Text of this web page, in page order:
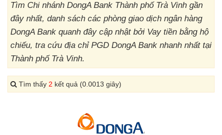
Tìm Chi nhánh DongA Bank Thành phố Trà Vinh gần
đây nhất, danh sách các phòng giao dịch ngân hàng
DongA Bank quanh đây cập nhật bởi Vay tiền bằng hộ
chiếu, tra cứu địa chỉ PGD DongA Bank nhanh nhất tại
Thành phố Trà Vinh.
Tìm thấy 2 kết quả (0.0013 giây)